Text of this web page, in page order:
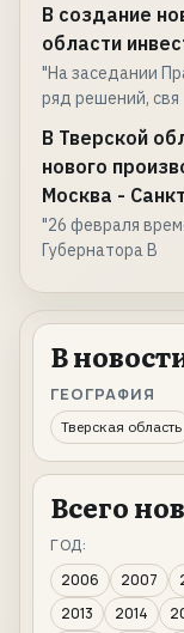
В создание
области
"На заседании
ряд решений, свя
В Тверской
нового
Москва -
"26 февраля
Губернатора В
В
ГЕОГРАФИЯ
Тверская область
Всего
ГОД:
2006
2007
2013
2014